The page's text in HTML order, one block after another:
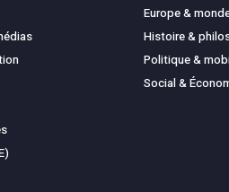
Europe &
Histoire &
Politique &
Social &